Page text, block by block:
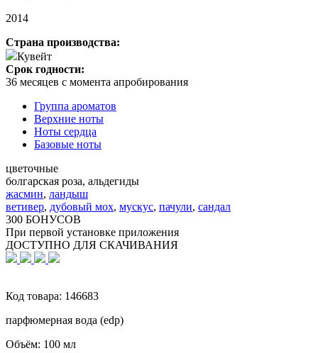
2014
Страна производства:
Кувейт
Срок годности:
36 месяцев с момента апробирования
Группа ароматов
Верхние ноты
Ноты сердца
Базовые ноты
цветочные
болгарская роза, альдегиды
жасмин, ландыш
ветивер, дубовый мох, мускус, пачули, сандал
300 БОНУСОВ
При первой установке приложения
ДОСТУПНО ДЛЯ СКАЧИВАНИЯ
Код товара: 146683
парфюмерная вода (edp)
Объём: 100 мл